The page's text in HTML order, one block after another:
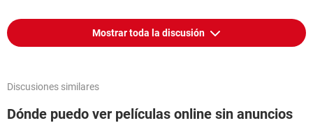
Mostrar toda la discusión
Discusiones similares
Dónde puedo ver películas online sin anuncios